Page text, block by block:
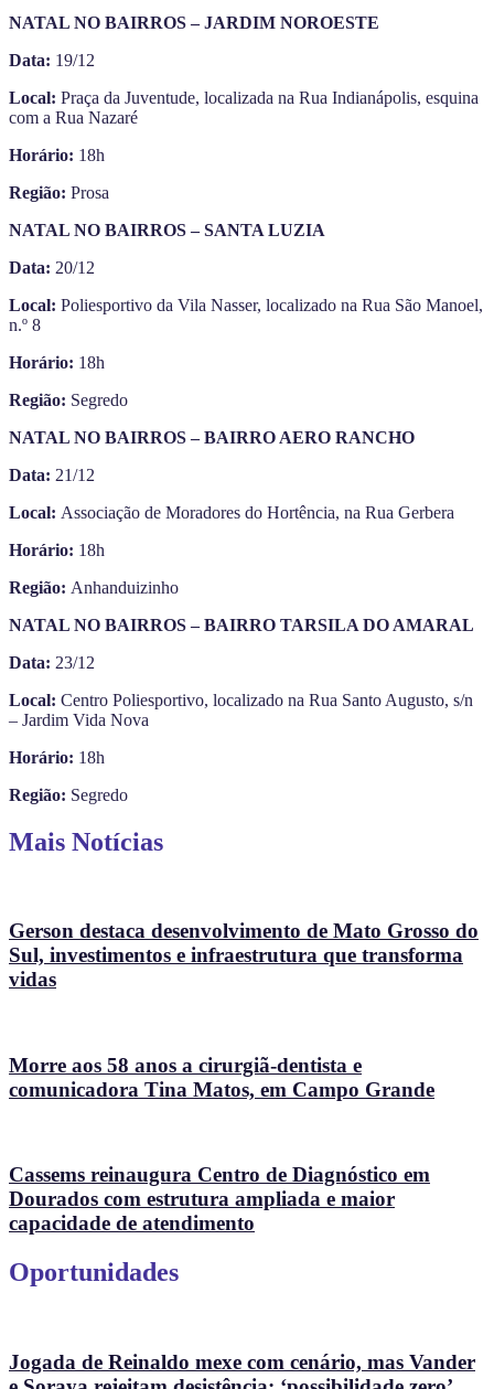
NATAL NO BAIRROS – JARDIM NOROESTE
Data: 19/12
Local: Praça da Juventude, localizada na Rua Indianápolis, esquina
com a Rua Nazaré
Horário: 18h
Região: Prosa
NATAL NO BAIRROS – SANTA LUZIA
Data: 20/12
Local: Poliesportivo da Vila Nasser, localizado na Rua São Manoel,
n.º 8
Horário: 18h
Região: Segredo
NATAL NO BAIRROS – BAIRRO AERO RANCHO
Data: 21/12
Local: Associação de Moradores do Hortência, na Rua Gerbera
Horário: 18h
Região: Anhanduizinho
NATAL NO BAIRROS – BAIRRO TARSILA DO AMARAL
Data: 23/12
Local: Centro Poliesportivo, localizado na Rua Santo Augusto, s/n
– Jardim Vida Nova
Horário: 18h
Região: Segredo
Mais Notícias
Gerson destaca desenvolvimento de Mato Grosso do
Sul, investimentos e infraestrutura que transforma
vidas
Morre aos 58 anos a cirurgiã-dentista e
comunicadora Tina Matos, em Campo Grande
Cassems reinaugura Centro de Diagnóstico em
Dourados com estrutura ampliada e maior
capacidade de atendimento
Oportunidades
Jogada de Reinaldo mexe com cenário, mas Vander